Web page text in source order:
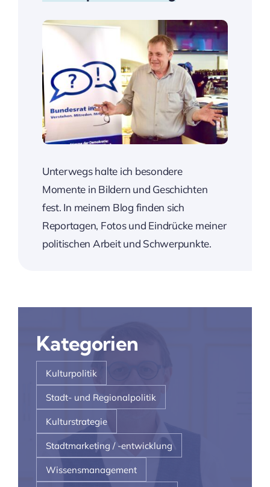
Unterwegs halte ich besondere
Momente in Bildern und Geschichten
fest. In meinem Blog finden sich
Reportagen, Fotos und Eindrücke meiner
politischen Arbeit und Schwerpunkte.
Kategorien
Kulturpolitik
Stadt- und Regionalpolitik
Kulturstrategie
Stadtmarketing / -entwicklung
Wissensmanagement